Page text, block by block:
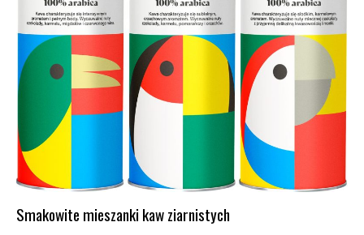
Smakowite mieszanki kaw ziarnistych